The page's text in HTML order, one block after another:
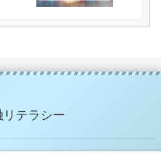
リテラシー